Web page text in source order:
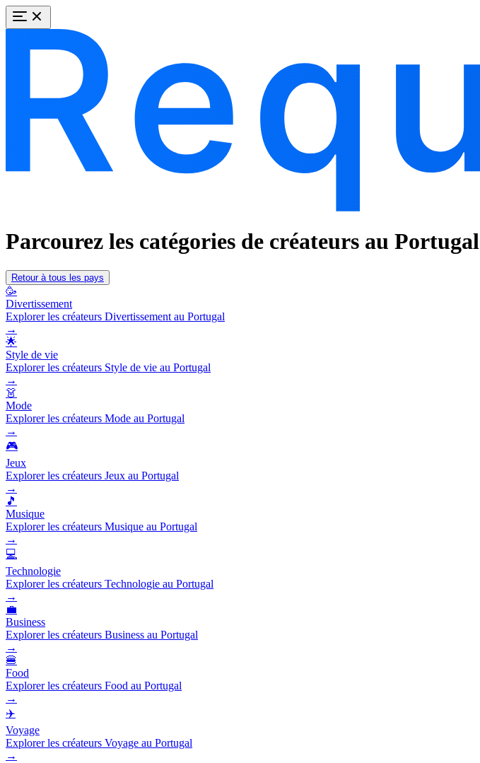
Parcourez les catégories de créateurs au Portugal
Retour à tous les pays
🥳
Divertissement
Explorer les créateurs Divertissement au Portugal
→
🌟
Style de vie
Explorer les créateurs Style de vie au Portugal
→
👗
Mode
Explorer les créateurs Mode au Portugal
→
🎮
Jeux
Explorer les créateurs Jeux au Portugal
→
🎵
Musique
Explorer les créateurs Musique au Portugal
→
💻
Technologie
Explorer les créateurs Technologie au Portugal
→
💼
Business
Explorer les créateurs Business au Portugal
→
🍔
Food
Explorer les créateurs Food au Portugal
→
✈️
Voyage
Explorer les créateurs Voyage au Portugal
→